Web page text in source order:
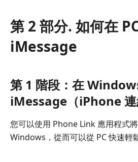
第 2 部分. 如何在
iMessage
第 1 階段：在
iMessage（iPhone 連
您可以使用 Phone Link 應用程式
Windows，從而可以從 PC 快速輕